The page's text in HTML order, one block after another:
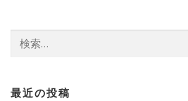
索:
最近の投稿